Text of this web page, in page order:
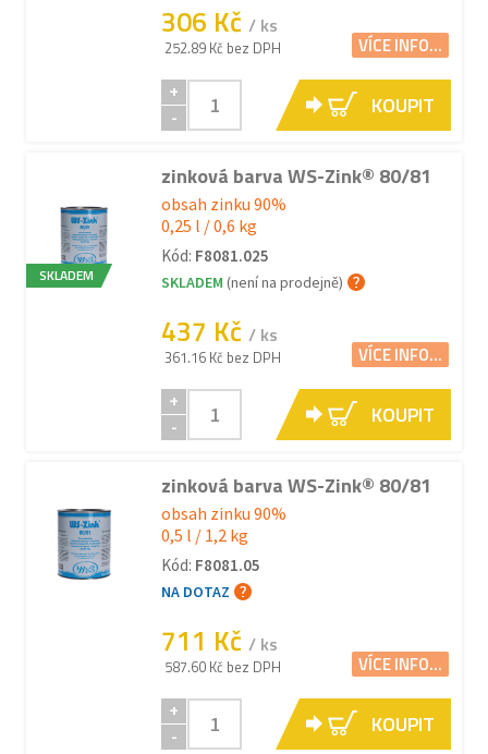
306 Kč / ks
252.89 Kč bez DPH VÍCE INFO...
+
-
KOUPIT
SKLADEM
zinková barva WS-Zink® 80/81
obsah zinku 90%
0,25 l / 0,6 kg
Kód: F8081.025
SKLADEM (není na prodejně)
437 Kč / ks
361.16 Kč bez DPH VÍCE INFO...
+
-
KOUPIT
zinková barva WS-Zink® 80/81
obsah zinku 90%
0,5 l / 1,2 kg
Kód: F8081.05
NA DOTAZ
711 Kč / ks
587.60 Kč bez DPH VÍCE INFO...
+
-
KOUPIT